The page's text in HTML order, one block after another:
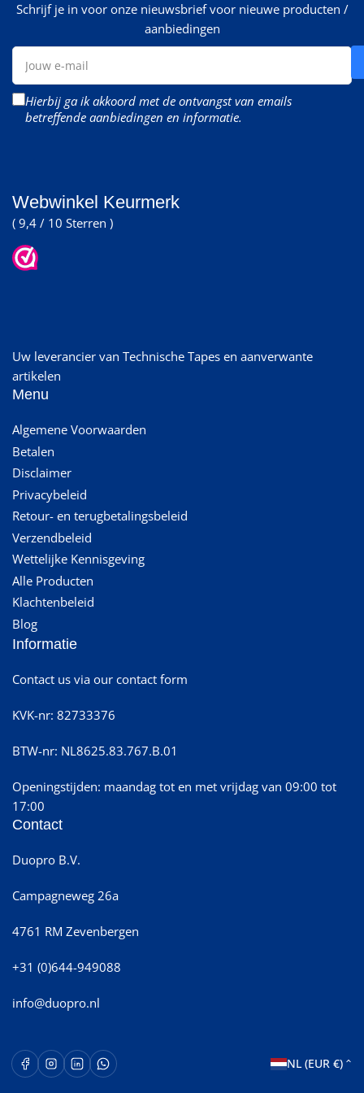
Schrijf je in voor onze nieuwsbrief voor nieuwe producten /
aanbiedingen
Jouw
mail
Hierbij ga ik akkoord met de ontvangst van emails
betreffende aanbiedingen en informatie.
Webwinkel Keurmerk
( 9,4 / 10 Sterren )
Uw leverancier van Technische Tapes en aanverwante
artikelen
Menu
Algemene Voorwaarden
Betalen
Disclaimer
Privacybeleid
Retour- en terugbetalingsbeleid
Verzendbeleid
Wettelijke Kennisgeving
Alle Producten
Klachtenbeleid
Blog
Informatie
Contact us via our contact form
KVK-nr: 82733376
BTW-nr: NL8625.83.767.B.01
Openingstijden: maandag tot en met vrijdag van 09:00 tot
17:00
Contact
Duopro B.V.
Campagneweg 26a
4761 RM Zevenbergen
+31 (0)644-949088
info@duopro.nl
FacebookInstagram
LinkedInWhatsApp Opent in een nieuw venster.
L
NL (EUR €)